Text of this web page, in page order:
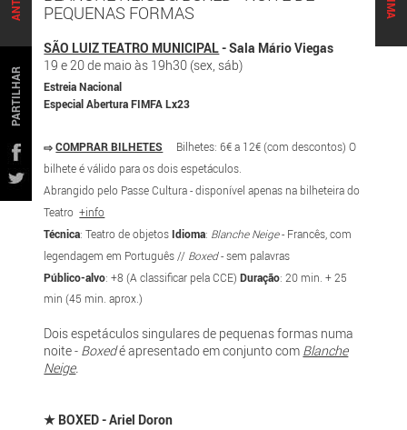
PARTILHAR
PEQUENAS FORMAS
SÃO LUIZ TEATRO MUNICIPAL- Sala Mário Viegas
19 e 20 de maio às 19h30 (sex, sáb)
Estreia Nacional
Especial Abertura FIMFA Lx23
⇨ COMPRAR BILHETES
Bilhetes: 6€ a 12€ (com descontos) O
bilhete é válido para os dois espetáculos.
Abrangido pelo Passe Cultura - disponível apenas na bilheteira do
Teatro+info
Técnica: Teatro de objetos Idioma: Blanche Neige- Francês, com
legendagem em Português // Boxed- sem palavras
Público-alvo: +8 (A classificar pela CCE)Duração: 20 min. + 25
min (45 min. aprox.)
Dois espetáculos singulares de pequenas formas numa
noite - Boxedé apresentado em conjunto com Blanche
Neige.
★ BOXED - Ariel Doron